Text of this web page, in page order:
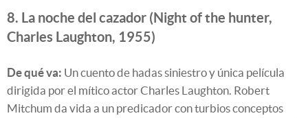
8. La noche del cazador (Night of the hunter,
Charles Laughton, 1955)
De qué va: Un cuento de hadas siniestro y única película
dirigida por el mítico actor Charles Laughton. Robert
Mitchum da vida a un predicador con turbios conceptos